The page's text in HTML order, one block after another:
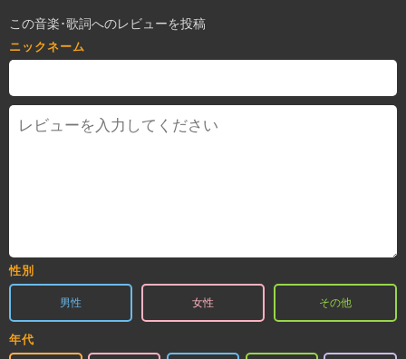
この音楽･歌詞へのレビューを投稿
ニックネーム
性別
男性 女性 その他
年代